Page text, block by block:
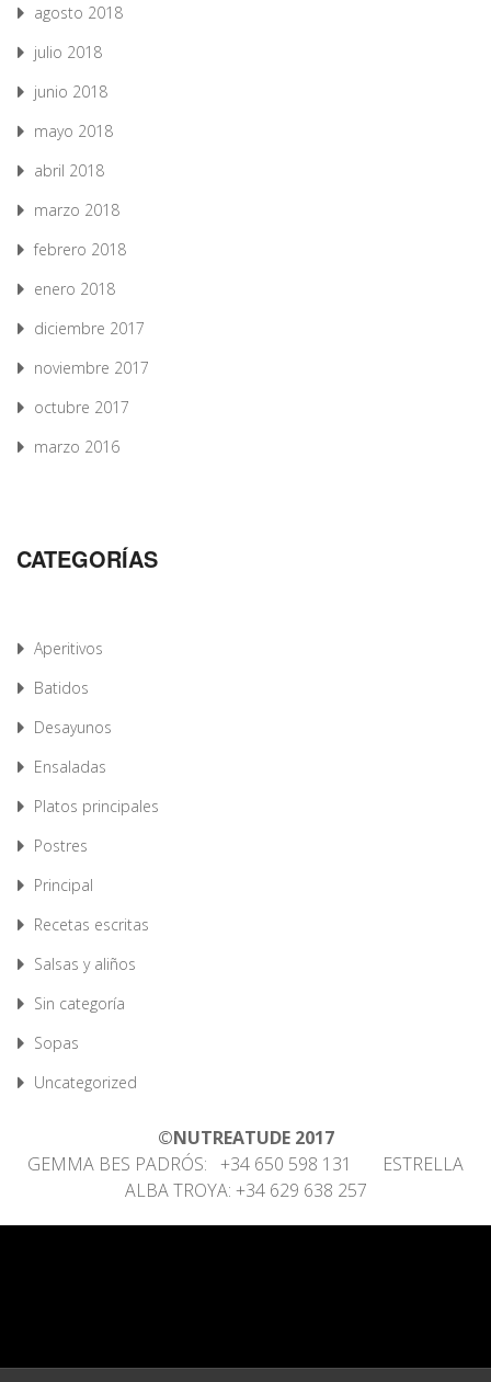
agosto 2018
julio 2018
junio 2018
mayo 2018
abril 2018
marzo 2018
febrero 2018
enero 2018
diciembre 2017
noviembre 2017
octubre 2017
marzo 2016
CATEGORÍAS
Aperitivos
Batidos
Desayunos
Ensaladas
Platos principales
Postres
Principal
Recetas escritas
Salsas y aliños
Sin categoría
Sopas
Uncategorized
©NUTREATUDE 2017
GEMMA BES PADRÓS: +34 650 598 131 ESTRELLA
ALBA TROYA: +34 629 638 257